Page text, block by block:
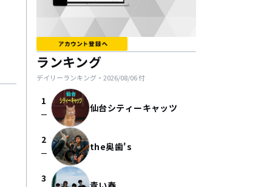
ランキング
デイリーランキング・ 2026/08/06付
1
check_indeterminate_small 仙台シティーキャッツ
2
check_indeterminate_small the奥歯's
3